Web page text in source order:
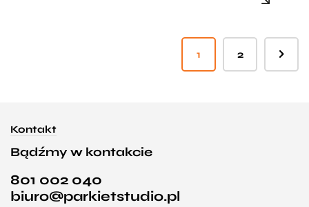
1 2
Kontakt
Bądźmy w kontakcie
801 002 040
biuro@parkietstudio.pl